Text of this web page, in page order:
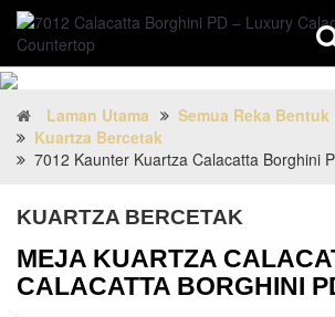
Laman Utama
Semua Reka Bentuk
Kuartza Bercetak
7012 Kaunter Kuartza Calacatta Borghini
KUARTZA BERCETAK
MEJA KUARTZA
CALACATTA BORGHINI